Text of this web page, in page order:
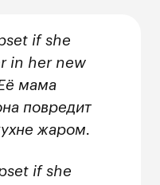
if she
in her new
мама
повредит
жаром.
if she